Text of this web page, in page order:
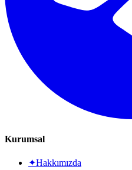
Kurumsal
✦Hakkımızda